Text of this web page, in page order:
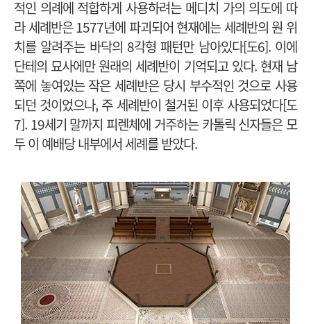
적인 의례에 적합하게 사용하려는 메디치 가의 의도에 따
라 세례반은 1577년에 파괴되어 현재에는 세례반의 원 위
치를 알려주는 바닥의 8각형 패턴만 남아있다[도6]. 이에
단테의 묘사에만 원래의 세례반이 기억되고 있다. 현재 남
쪽에 놓여있는 작은 세례반은 당시 부수적인 것으로 사용
되던 것이었으나, 주 세례반이 철거된 이후 사용되었다[도
7]. 19세기 말까지 피렌체에 거주하는 카톨릭 신자들은 모
두 이 예배당 내부에서 세례를 받았다.